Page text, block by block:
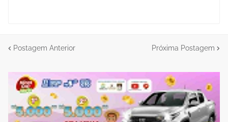
Postagem Anterior Próxima Postagem